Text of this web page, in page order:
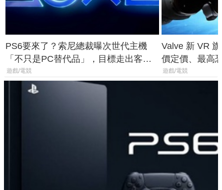
PS6要來了？索尼總裁曝次世代主機
「不只是PC替代品」，目標走出客
廳、進軍電競桌面
遊戲/電競
Valve 新 VR
價定價、最高
遊戲/電競